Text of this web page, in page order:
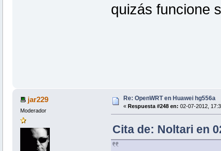
quizás funcione
jar229
Moderador
Re: OpenWRT en Huawei hg556a
« Respuesta #248 en: 02-07-2012,
Cita de: Noltari en